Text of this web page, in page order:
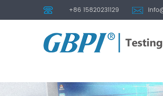
+86 15820231129